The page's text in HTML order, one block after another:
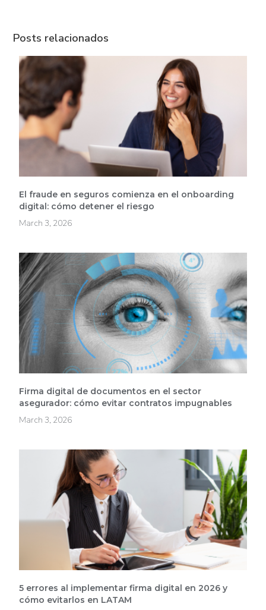
Posts relacionados
El fraude en seguros comienza en el onboarding
digital: cómo detener el riesgo
March 3, 2026
Firma digital de documentos en el sector
asegurador: cómo evitar contratos impugnables
March 3, 2026
5 errores al implementar firma digital en 2026 y
cómo evitarlos en LATAM